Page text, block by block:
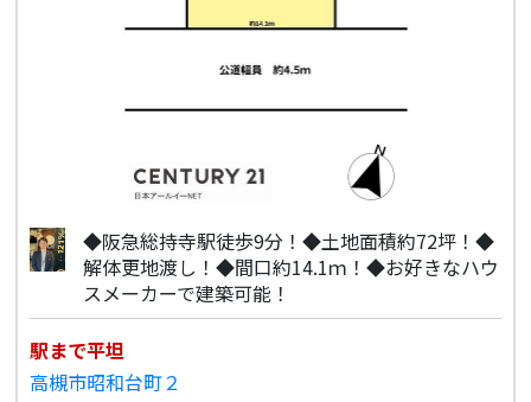
◆阪急総持寺駅徒歩9分！◆土地面積約72坪！◆
解体更地渡し！◆間口約14.1ｍ！◆お好きなハウ
スメーカーで建築可能！
駅まで平坦
高槻市昭和台町２